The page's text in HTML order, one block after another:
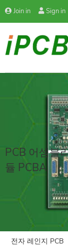
Join in Sign in
PCB 어셈블
듈 PCBA
전자 레인지 PCB